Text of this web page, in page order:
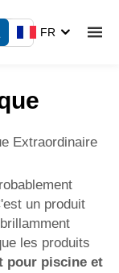
FR
Extraordinaire
un produit
les produits
pour piscine et